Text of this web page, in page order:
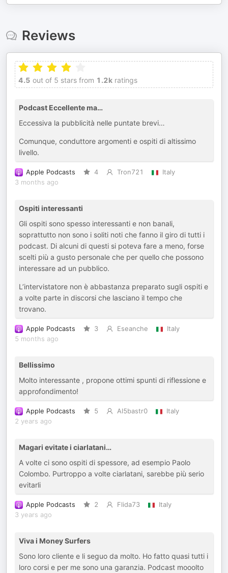
Reviews
4.5 out of 5 stars from 1.2k ratings
Podcast Eccellente ma…
Eccessiva la pubblicità nelle puntate brevi…
Comunque, conduttore argomenti e ospiti di altissimo
livello.
Apple Podcasts 4 Tron721
Italy
3 months ago
Ospiti interessanti
Gli ospiti sono spesso interessanti e non banali,
soprattutto non sono i soliti noti che fanno il giro di tutti i
podcast. Di alcuni di questi si poteva fare a meno, forse
scelti più a gusto personale che per quello che possono
interessare ad un pubblico.
L’intervistatore non è abbastanza preparato sugli ospiti e
a volte parte in discorsi che lasciano il tempo che
trovano.
Apple Podcasts 3 Eseanche
Italy
5 months ago
Bellissimo
Molto interessante , propone ottimi spunti di riflessione e
approfondimento!
Apple Podcasts 5 Al5bastr0
Italy
2 years ago
Magari evitate i ciarlatani…
A volte ci sono ospiti di spessore, ad esempio Paolo
Colombo. Purtroppo a volte ciarlatani, sarebbe più serio
evitarli
Apple Podcasts 2 Flida73
Italy
3 years ago
Viva i Money Surfers
Sono loro cliente e li seguo da molto. Ho fatto quasi tutti i
loro corsi e per me sono una garanzia. Podcast mooolto